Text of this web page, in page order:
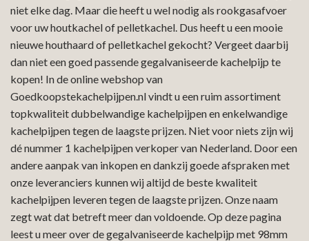
niet elke dag. Maar die heeft u wel nodig als rookgasafvoer
voor uw houtkachel of pelletkachel. Dus heeft u een mooie
nieuwe houthaard of pelletkachel gekocht? Vergeet daarbij
dan niet een goed passende gegalvaniseerde kachelpijp te
kopen! In de online webshop van
Goedkoopstekachelpijpen.nl vindt u een ruim assortiment
topkwaliteit dubbelwandige kachelpijpen en enkelwandige
kachelpijpen tegen de laagste prijzen. Niet voor niets zijn wij
dé nummer 1 kachelpijpen verkoper van Nederland. Door een
andere aanpak van inkopen en dankzij goede afspraken met
onze leveranciers kunnen wij altijd de beste kwaliteit
kachelpijpen leveren tegen de laagste prijzen. Onze naam
zegt wat dat betreft meer dan voldoende. Op deze pagina
leest u meer over de gegalvaniseerde kachelpijp met 98mm